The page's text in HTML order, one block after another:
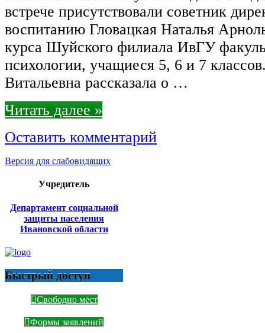
встрече присутствовали советник
воспитанию Гловацкая Наталья
курса Шуйского филиала ИвГУ
психологии, учащиеся 5, 6 и 7
Витальевна рассказала о …
Читать далее »
Оставить комментарий
Версия для слабовидящих
Учредитель
Департамент социальной
защиты населения
Ивановской области
Быстрый доступ
Свободно мест
Формы заявлений